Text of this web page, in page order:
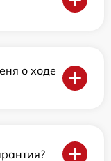
о ходе